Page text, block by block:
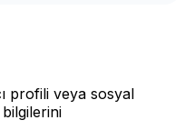
profili veya sosyal